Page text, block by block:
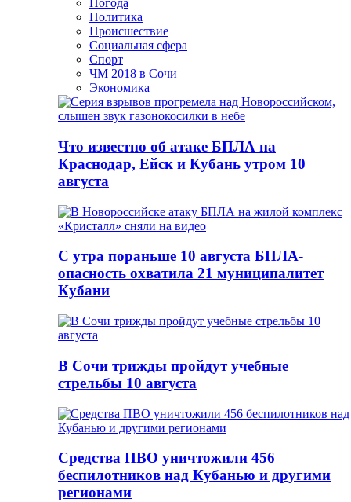
Погода
Политика
Происшествие
Социальная сфера
Спорт
ЧМ 2018 в Сочи
Экономика
Что известно об атаке БПЛА на
Краснодар, Ейск и Кубань утром 10
августа
С утра пораньше 10 августа БПЛА-
опасность охватила 21 муниципалитет
Кубани
В Сочи трижды пройдут учебные
стрельбы 10 августа
Средства ПВО уничтожили 456
беспилотников над Кубанью и другими
регионами